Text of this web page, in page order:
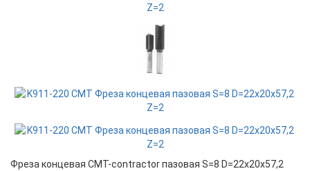
Фреза концевая CMT-contractor пазовая S=8 D=22x20x57,2